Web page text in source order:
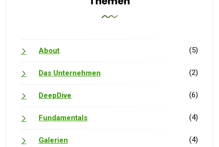
About (5)
Das Unternehmen (2)
DeepDive (6)
Fundamentals (4)
Galerien (4)